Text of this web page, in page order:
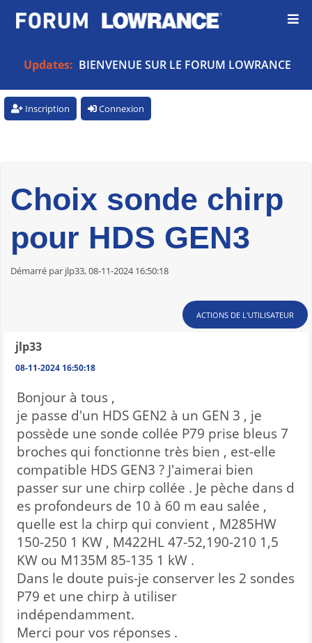
Updates: BIENVENUE SUR LE FORUM LOWRANCE
Inscription Connexion
Choix sonde chirp
pour HDS GEN3
Démarré par jlp33, 08-11-2024 16:50:18
ACTIONS DE L'UTILISATEUR
jlp33
08-11-2024 16:50:18
Bonjour à tous ,
je passe d'un HDS GEN2 à un GEN 3 , je
possède une sonde collée P79 prise bleus 7
broches qui fonctionne très bien , est-elle
compatible HDS GEN3 ? J'aimerai bien
passer sur une chirp collée . Je pèche dans d
es profondeurs de 10 à 60 m eau salée ,
quelle est la chirp qui convient , M285HW
150-250 1 KW , M422HL 47-52,190-210 1,5
KW ou M135M 85-135 1 kW .
Dans le doute puis-je conserver les 2 sondes
P79 et une chirp à utiliser
indépendamment.
Merci pour vos réponses .